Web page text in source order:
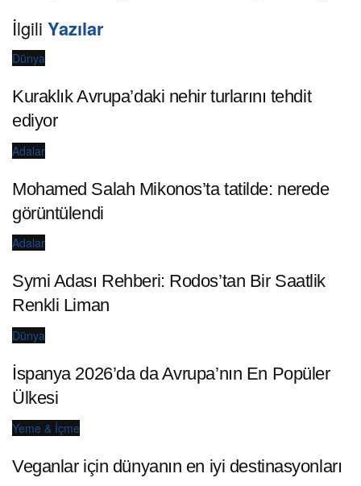
İlgili Yazılar
Dünya
Kuraklık Avrupa’daki nehir turlarını tehdit
ediyor
Adalar
Mohamed Salah Mikonos’ta tatilde: nerede
görüntülendi
Adalar
Symi Adası Rehberi: Rodos’tan Bir Saatlik
Renkli Liman
Dünya
İspanya 2026’da da Avrupa’nın En Popüler
Ülkesi
Yeme & İçme
Veganlar için dünyanın en iyi destinasyonları